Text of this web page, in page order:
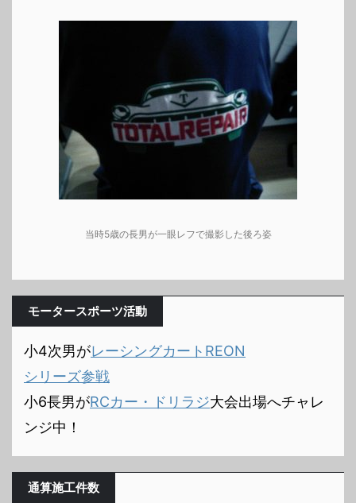
当時5歳の長男が一眼レフで撮影した後ろ姿
モータースポーツ活動
小4次男がレーシングカートREON
シリーズ参戦
小6長男がRCカー・ドリラジ大会出場へチャレ
ンジ中！
通算施工件数